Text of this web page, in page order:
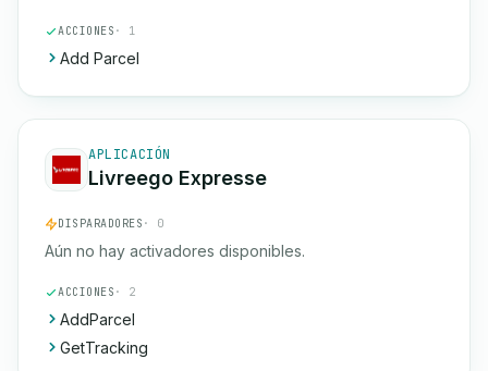
ACCIONES · 1
Add Parcel
APLICACIÓN
Livreego Expresse
DISPARADORES · 0
Aún no hay activadores disponibles.
ACCIONES · 2
AddParcel
GetTracking